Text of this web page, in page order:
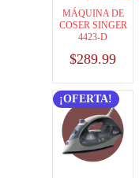
MÁQUINA DE
COSER SINGER
4423-D
$289.99
¡OFERTA!